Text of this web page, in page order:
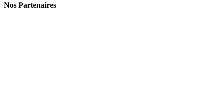
Nos Partenaires